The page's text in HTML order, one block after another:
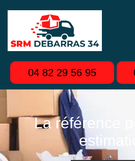
04 82 29 56 95
La référence